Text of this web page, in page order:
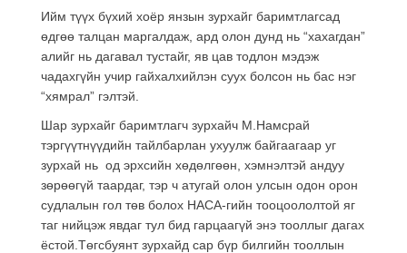
Ийм түүх бүхий хоёр янзын зурхайг баримтлагсад
өдгөө талцан маргалдаж, ард олон дунд нь “хахагдан”
алийг нь дагавал тустайг, яв цав тодлон мэдэж
чадахгүйн учир гайхалхийлэн суух болсон нь бас нэг
“хямрал” гэлтэй.
Шар зурхайг баримтлагч зурхайч М.Намсрай
тэргүүтнүүдийн тайлбарлан ухуулж байгаагаар уг
зурхай нь од эрхсийн хөдөлгөөн, хэмнэлтэй андуу
зөрөөгүй таардаг, тэр ч атугай олон улсын одон орон
судлалын гол төв болох НАСА-гийн тооцоололтой яг
таг нийцэж явдаг тул бид гарцаагүй энэ тооллыг дагах
ёстой.Төгсбуянт зурхайд сар бүр билгийн тооллын